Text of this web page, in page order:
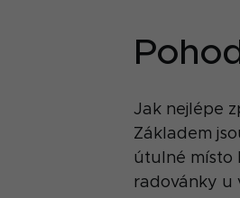
Jak nejlépe
Základem
útulné místo
radovánky u